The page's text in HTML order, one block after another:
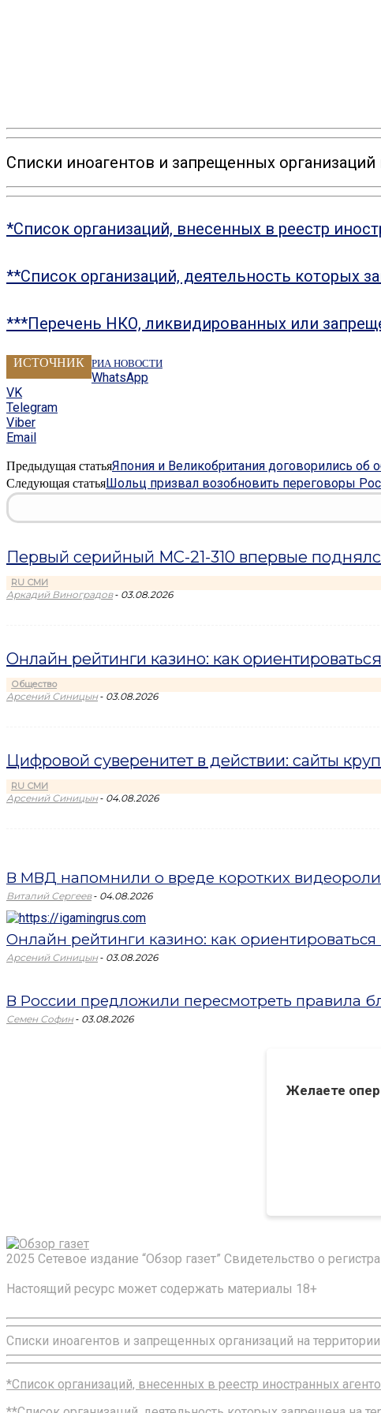
Списки иноагентов и запрещенных организаций
*Список организаций, внесенных в реестр
**Список организаций, деятельность которых
***Перечень НКО, ликвидированных или
ИСТОЧНИК РИА НОВОСТИ
WhatsApp
VK
Telegram
Viber
Email
Предыдущая статьяЯпония и Великобритания договорились об
Следующая статьяШольц призвал возобновить переговоры
Первый серийный МС-21-310 впервые
RU СМИ
Аркадий Виноградов - 03.08.2026
Онлайн рейтинги казино: как
Общество
Арсений Синицын - 03.08.2026
Цифровой суверенитет в действии: сайты
RU СМИ
Арсений Синицын - 04.08.2026
В МВД напомнили о вреде коротких
Виталий Сергеев - 04.08.2026
Онлайн рейтинги казино: как ориентироваться
Арсений Синицын - 03.08.2026
В России предложили пересмотреть правила
Семен Софин - 03.08.2026
Желаете
2025 Сетевое издание “Обзор газет” Свидетельство о
Настоящий ресурс может содержать материалы 18+
Списки иноагентов и запрещенных организаций на
*Список организаций, внесенных в реестр иностранных